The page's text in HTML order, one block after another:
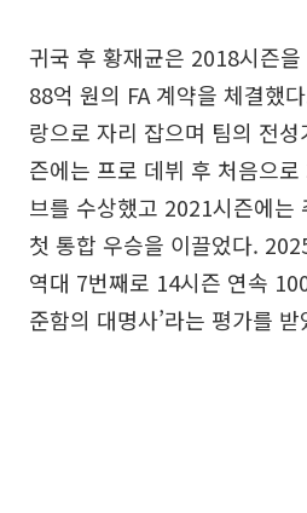
귀국 후 황재균은 2018시즌
88억 원의 FA 계약을 체결했
랑으로 자리 잡으며 팀의 전
즌에는 프로 데뷔 후 처음으
브를 수상했고 2021시즌에
첫 통합 우승을 이끌었다.
역대 7번째로 14시즌 연속
준함의 대명사’라는 평가를 받